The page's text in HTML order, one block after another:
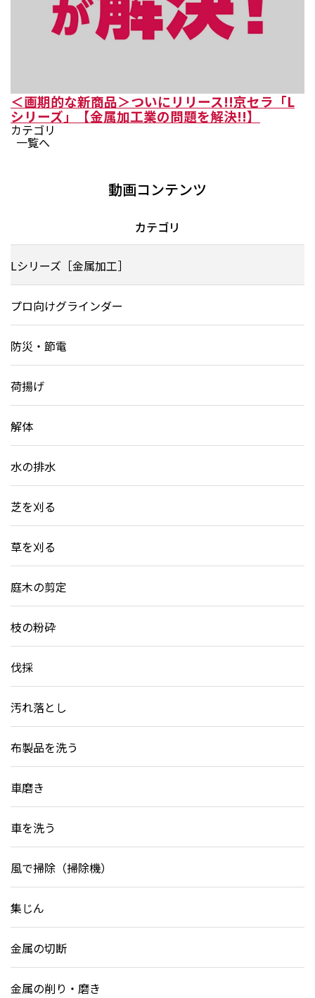
＜画期的な新商品＞ついにリリース!!京セラ「L
シリーズ」【金属加工業の問題を解決!!】
カテゴリ
一覧へ
動画コンテンツ
カテゴリ
Lシリーズ［金属加工］
プロ向けグラインダー
防災・節電
荷揚げ
解体
水の排水
芝を刈る
草を刈る
庭木の剪定
枝の粉砕
伐採
汚れ落とし
布製品を洗う
車磨き
車を洗う
風で掃除（掃除機）
集じん
金属の切断
金属の削り・磨き